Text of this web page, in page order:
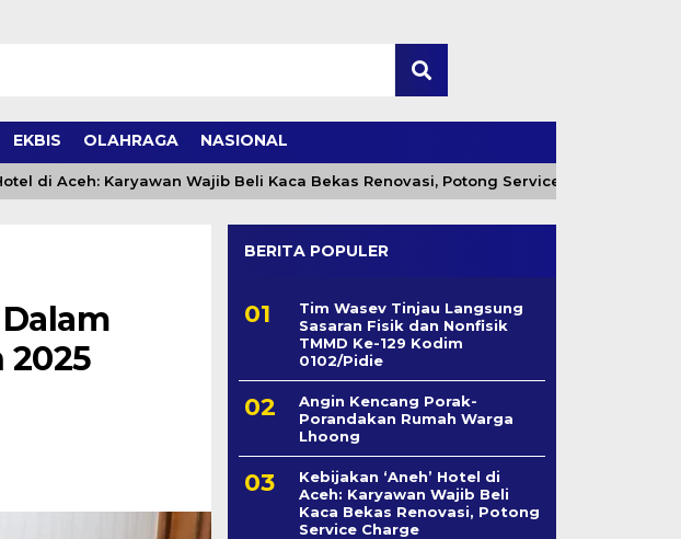
EKBIS OLAHRAGA NASIONAL
di Aceh: Karyawan Wajib Beli Kaca Bekas Renovasi, Potong Service Charge
2025
BERITA POPULER
Tim Wasev Tinjau Langsung
Sasaran Fisik dan Nonfisik
TMMD Ke-129 Kodim
0102/Pidie
Angin Kencang Porak-
Porandakan Rumah Warga
Lhoong
Kebijakan ‘Aneh’ Hotel di
Aceh: Karyawan Wajib Beli
Kaca Bekas Renovasi, Potong
Service Charge